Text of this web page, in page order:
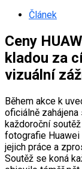
Článek
Ceny
kladou za
vizuální
Během akce k
oficiálně zahájena
každoroční
fotografie
jejich práce a
Soutěž se koná